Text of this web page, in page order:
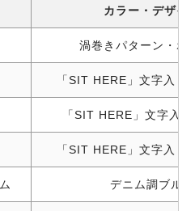
カラー・デザイ
渦巻きパターン・ホ
「SIT HERE」文字入り
「SIT HERE」文字入
「SIT HERE」文字入り
デニム調ブルー